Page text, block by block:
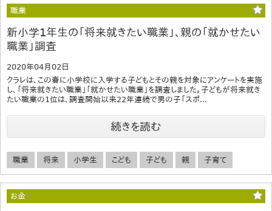
職業
新小学1年生の「将来就きたい職業」、親の「就かせたい
職業」調査
2020年04月02日
クラレは、この春に小学校に入学する子どもとその親を対象にアンケートを実施
し、「将来就きたい職業」「就かせたい職業」を調査しました。子どもが将来就き
たい職業の1位は、調査開始以来22年連続で男の子「スポ...
続きを読む
職業 将来 小学生 こども 子ども 親 子育て
お金